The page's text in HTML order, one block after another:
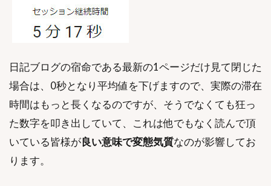
日記ブログの宿命である最新の1ページだけ見て閉じた
場合は、0秒となり平均値を下げますので、実際の滞在
時間はもっと長くなるのですが、そうでなくても狂っ
た数字を叩き出していて、これは他でもなく読んで頂
いている皆様が良い意味で変態気質なのが影響してお
ります。